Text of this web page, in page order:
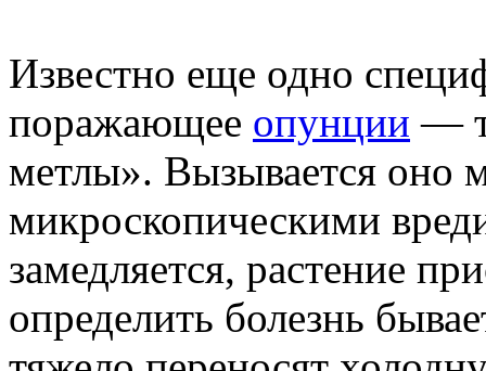
Известно еще одно
поражающее опунции —
метлы». Вызывается оно
микроскопическими
замедляется, растение
определить болезнь